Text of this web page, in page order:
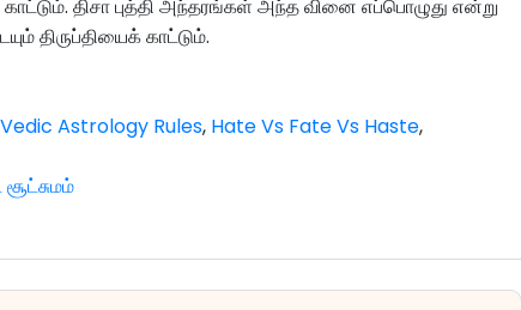
திசா புத்தி அந்தரங்கள் அந்த வினை எப்பொழுது என்று
திருப்தியைக் காட்டும்.
Astrology Rules, Hate Vs Fate Vs Haste,